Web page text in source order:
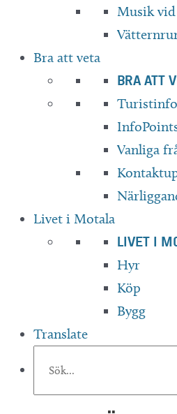
Musik
Bra att veta
BRA ATT
Vanliga
Livet i Motala
LIVET I
Hyr
Köp
Bygg
Translate